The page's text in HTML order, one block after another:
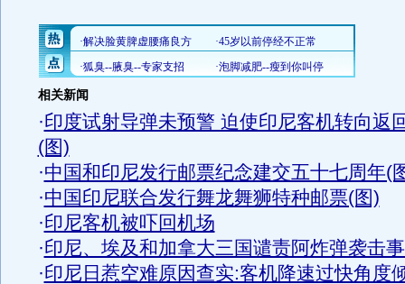
相关新闻
·印度试射导弹未预警 迫使印尼客机转向返
(图)
·中国和印尼发行邮票纪念建交五十七周年(
·中国印尼联合发行舞龙舞狮特种邮票(图)
·印尼客机被吓回机场
·印尼、埃及和加拿大三国谴责阿炸弹袭击
·印尼日惹空难原因查实:客机降速过快角度